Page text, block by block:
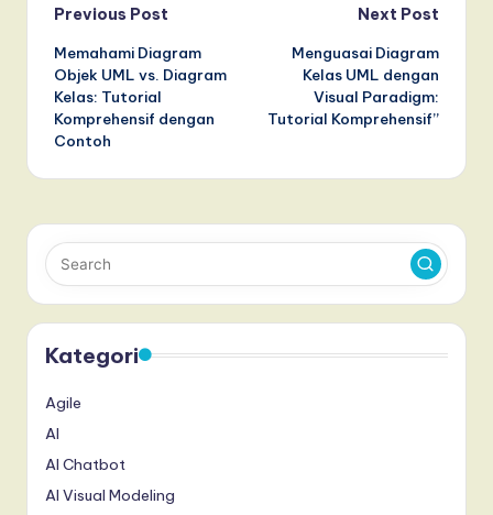
Post
navigation
Previous Post
Memahami Diagram
Objek UML vs. Diagram
Kelas: Tutorial
Komprehensif dengan
Contoh
Next Post
Menguasai Diagram
Kelas UML dengan
Visual Paradigm:
Tutorial Komprehensif”
Kategori
Agile
AI
AI Chatbot
AI Visual Modeling